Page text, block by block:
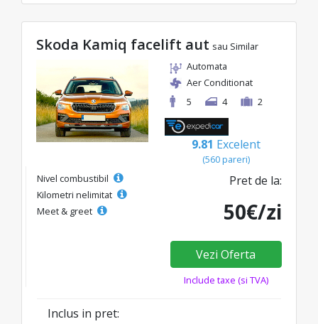
Skoda Kamiq facelift aut sau Similar
Automata
Aer Conditionat
5
4 2
9.81 Excelent
(560 pareri)
Nivel combustibil
Kilometri nelimitat
Meet & greet
Pret de la:
50€/zi
Vezi Oferta
Include taxe (si TVA)
Inclus in pret: